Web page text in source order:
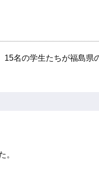
名の学生たちが福島県
。